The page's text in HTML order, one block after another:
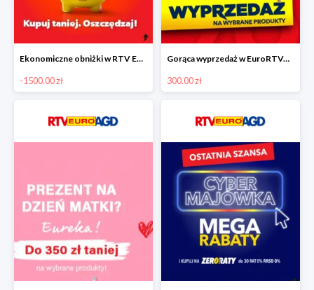
Ekonomiczne obniżki w RTV EURO AGD do -1500 zł
-1500.00 zł
Gorąca wyprzedaż w EuroRTVAGD
300.00 zł